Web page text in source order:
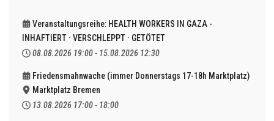
Veranstaltungsreihe: HEALTH WORKERS IN GAZA -
INHAFTIERT · VERSCHLEPPT · GETÖTET
08.08.2026 19:00 - 15.08.2026 12:30
Friedensmahnwache (immer Donnerstags 17-18h Marktplatz)
Marktplatz Bremen
13.08.2026 17:00 - 18:00